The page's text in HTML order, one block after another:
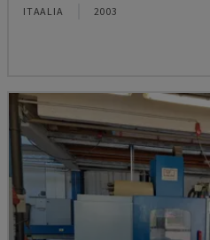
ITAALIA 2003